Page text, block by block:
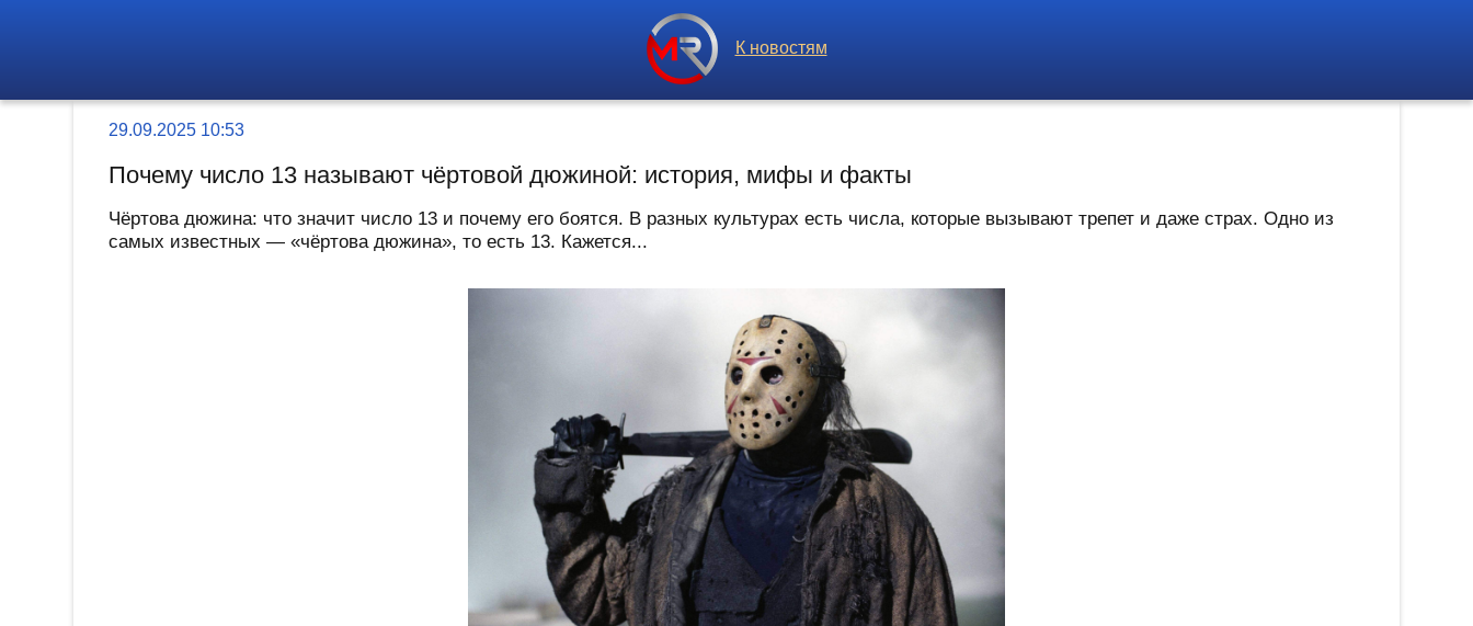
К новостям
29.09.2025 10:53
Почему число 13 называют чёртовой дюжиной: история, мифы и факты
Чёртова дюжина: что значит число 13 и почему его боятся. В разных культурах есть числа, которые вызывают трепет и даже страх. Одно из
самых известных — «чёртова дюжина», то есть 13. Кажется...